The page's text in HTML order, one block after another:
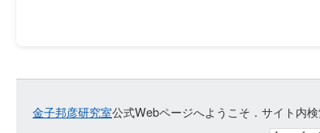
金子邦彦研究室公式Webページへようこそ．サイト内